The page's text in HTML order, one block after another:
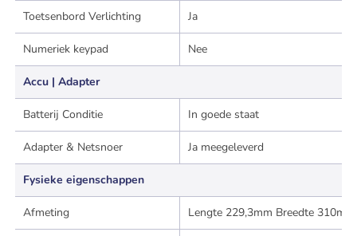
Toetsenbord Verlichting Ja
Numeriek keypad Nee
Accu | Adapter
Batterij Conditie In goede staat
Adapter & Netsnoer Ja meegeleverd
Fysieke eigenschappen
Afmeting Lengte 229,3mm Breedte